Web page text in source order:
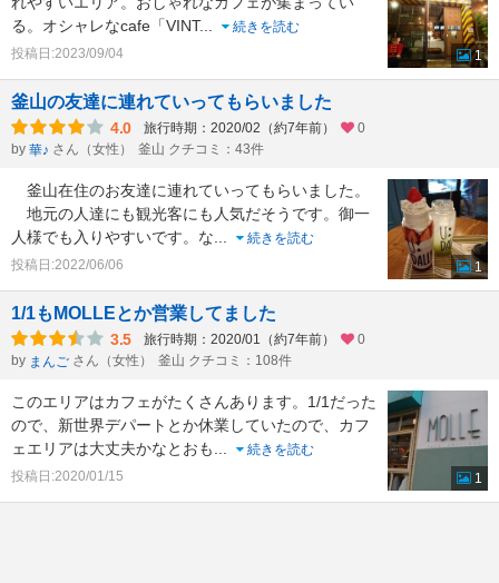
る。オシャレなcafe「VINT...
続きを読む
投稿日:2023/09/04
1
釜山の友達に連れていってもらいました
4.0 旅行時期：2020/02（約7年前）
0
by 華♪ さん（女性） 釜山 クチコミ：43件
釜山在住のお友達に連れていってもらいました。
地元の人達にも観光客にも人気だそうです。御一
人様でも入りやすいです。な
続きを読む
投稿日:2022/06/06
1
1/1もMOLLEとか営業してました
3.5 旅行時期：2020/01（約7年前）
0
by まんご さん（女性） 釜山 クチコミ：108件
このエリアはカフェがたくさんあります。1/1だった
ので、新世界デパートとか休業していたので、カフ
ェエリアは大丈夫かなとおも
続きを読む
投稿日:2020/01/15
1